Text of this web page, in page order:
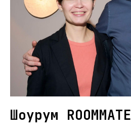
Шоурум ROOMMATE